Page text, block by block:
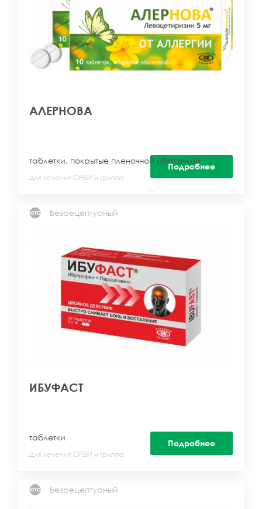
АЛЕРНОВА
таблетки, покрытые пленочной оболочкой
Для лечения ОРВИ и гриппа
Подробнее
Безрецептурный
ИБУФАСТ
таблетки
Для лечения ОРВИ и гриппа
Подробнее
Безрецептурный